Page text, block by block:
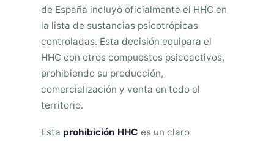
de España incluyó oficialmente el HHC en
la lista de sustancias psicotrópicas
controladas. Esta decisión equipara el
HHC con otros compuestos psicoactivos,
prohibiendo su producción,
comercialización y venta en todo el
territorio.
Esta prohibición HHC es un claro